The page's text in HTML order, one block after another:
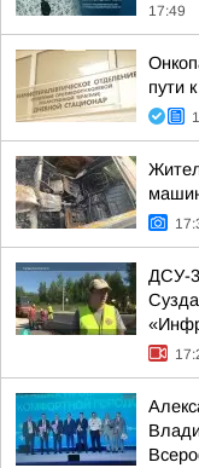
17:49
пути
ДСУ-3